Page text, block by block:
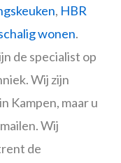
, HBR
wonen.
de specialist op
Wij zijn
Kampen, maar u
Wij
de